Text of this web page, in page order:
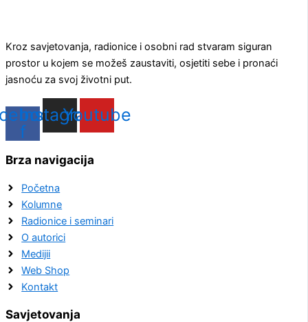
Kroz savjetovanja, radionice i osobni rad stvaram siguran
prostor u kojem se možeš zaustaviti, osjetiti sebe i pronaći
jasnoću za svoj životni put.
f
Instagram
Youtube
Brza navigacija
Početna
Kolumne
Radionice i seminari
O autorici
Medijii
Web Shop
Kontakt
Savjetovanja